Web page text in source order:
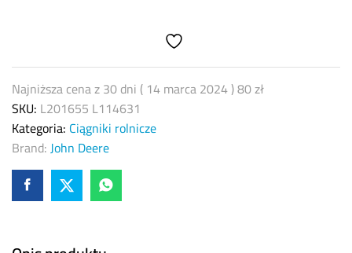
Deere
L201655
L114631
quantity
Najniższa cena z 30 dni ( 14 marca 2024)80zł
SKU: L201655 L114631
Kategoria: Ciągniki rolnicze
Brand:John Deere